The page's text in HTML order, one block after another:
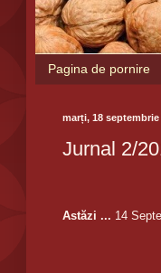
Pagina de pornire
marți, 18 septembrie
Jurnal 2/
Astăzi ... 14